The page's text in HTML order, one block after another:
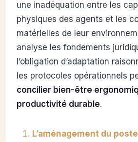
une inadéquation entre les
physiques des agents et les
matérielles de leur
analyse les fondements
l’obligation d’adaptation
les protocoles opérationnels
concilier bien-être
productivité durable.
L’aménagement du